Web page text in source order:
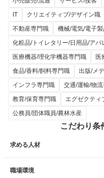
IT
クリエイティブ/デザイン職
不動産専門職
機械/電気/電子
化粧品/トイレタリー/日用品/アパ
医療機器/理化学機器専門職
医
食品/香料/飼料専門職
出版/メ
インフラ専門職
交通/運輸/物
教育/保育専門職
エグゼクティ
公務員/団体職員/農林水産
こだわり条
求める人材
職場環境